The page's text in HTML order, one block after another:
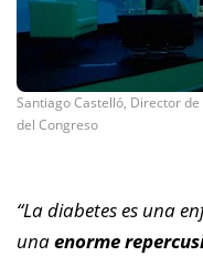
Santiago Castelló, Director de
del Congreso
“La diabetes es una
unaenorme